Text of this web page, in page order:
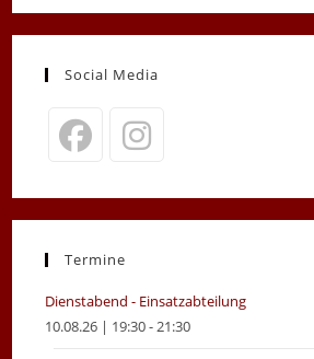
Social Media
in
new
in
new
Termine
Dienstabend - Einsatzabteilung
10.08.26 | 19:30 - 21:30